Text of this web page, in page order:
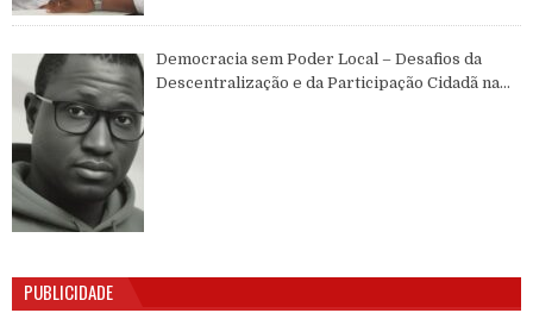
Democracia sem Poder Local – Desafios da
Descentralização e da Participação Cidadã na
PUBLICIDADE